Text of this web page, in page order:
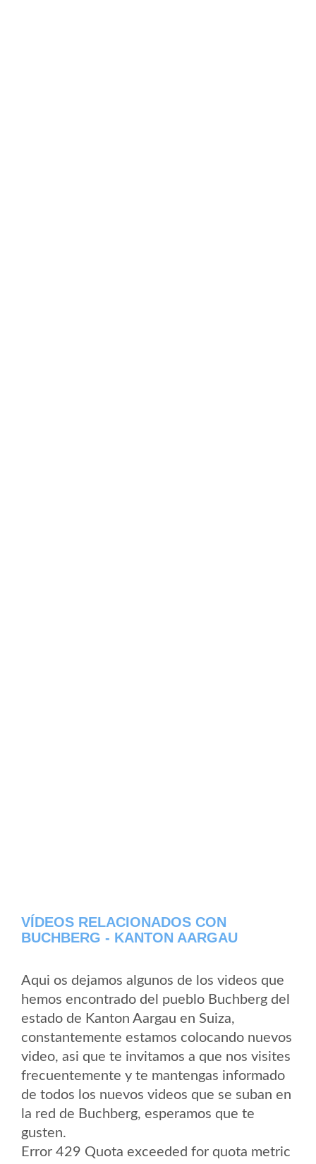
VÍDEOS RELACIONADOS CON
BUCHBERG - KANTON AARGAU
Aqui os dejamos algunos de los videos que
hemos encontrado del pueblo Buchberg del
estado de Kanton Aargau en Suiza,
constantemente estamos colocando nuevos
video, asi que te invitamos a que nos visites
frecuentemente y te mantengas informado
de todos los nuevos videos que se suban en
la red de Buchberg, esperamos que te
gusten.
Error 429 Quota exceeded for quota metric